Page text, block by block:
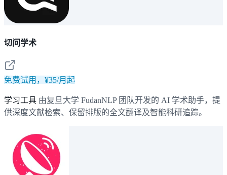
切问学术
免费试用，¥35/月起
学习工具 由复旦大学 FudanNLP 团队开发的 AI 学术助手，提
供深度文献检索、保留排版的全文翻译及智能科研追踪。